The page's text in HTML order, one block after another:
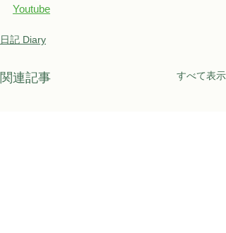
Youtube
日記 Diary
関連記事 すべて表示